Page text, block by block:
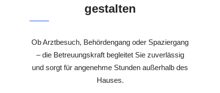
gestalten
Ob Arztbesuch, Behördengang oder Spaziergang
– die Betreuungskraft begleitet Sie zuverlässig
und sorgt für angenehme Stunden außerhalb des
Hauses.